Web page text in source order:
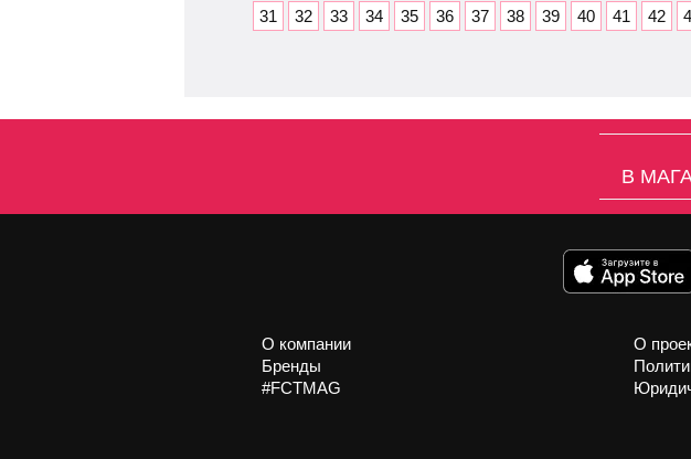
31 32 33 34 35 36 37 38 39 40 41 42
В
О компании
Бренды
#FCTMAG
О